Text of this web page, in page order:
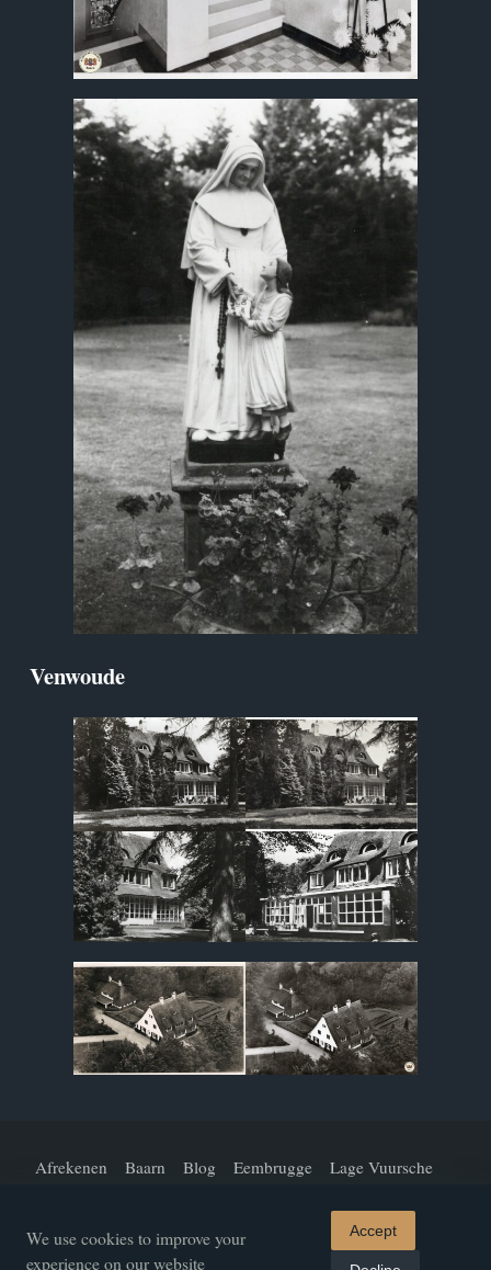
Venwoude
Afrekenen Baarn Blog Eembrugge
Lage Vuursche
Straten En Lanen
Welkom!
Winkel
Winkelwagen
We use cookies to improve your
experience on our website
Accept